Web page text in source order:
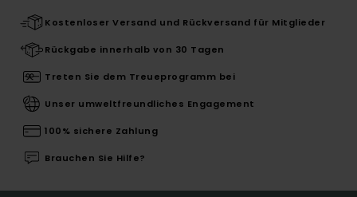
Kostenloser Versand und Rückversand für Mitglieder
Rückgabe innerhalb von 30 Tagen
Treten Sie dem Treueprogramm bei
Unser umweltfreundliches Engagement
100% sichere Zahlung
Brauchen Sie Hilfe?